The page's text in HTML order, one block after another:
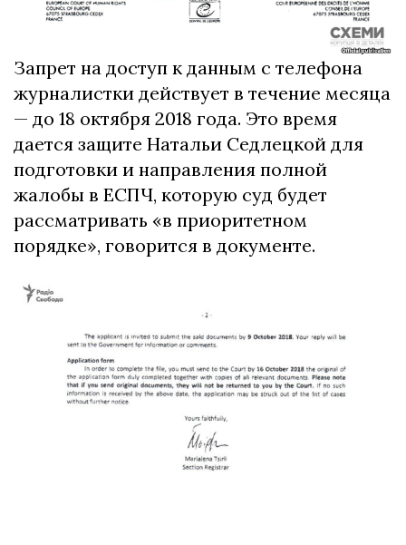
Запрет на доступ к данным с телефона
журналистки действует в течение месяца
— до 18 октября 2018 года. Это время
дается защите Натальи Седлецкой для
подготовки и направления полной
жалобы в ЕСПЧ, которую суд будет
рассматривать «в приоритетном
порядке», говорится в документе.